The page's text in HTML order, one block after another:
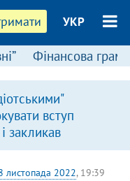
УКР
Фінансова
вступ
закликав
листопада 2022, 19:39